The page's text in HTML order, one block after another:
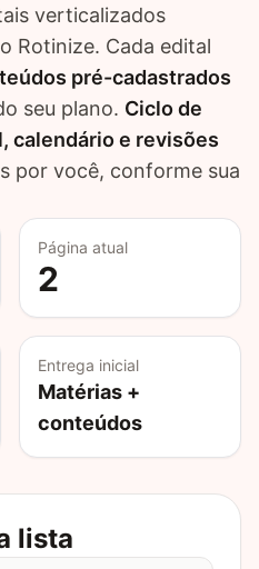
verticalizados
Rotinize. Cada edital
pré-cadastrados
seu plano. Ciclo de
calendário e revisões
por você, conforme sua
Página atual
2
Entrega inicial
Matérias +
conteúdos
lista